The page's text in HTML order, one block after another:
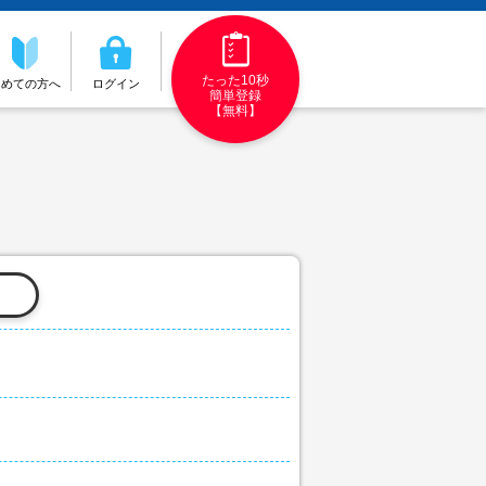
ての方へ ログイン
たった10秒
簡単登録
【無料】